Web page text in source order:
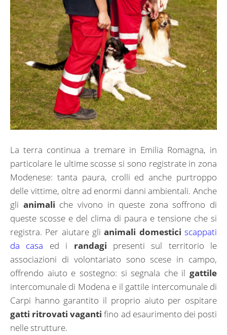
La terra continua a tremare in Emilia Romagna, in
particolare le ultime scosse si sono registrate in zona
Modenese: tanta paura, crolli ed anche purtroppo
delle vittime, oltre ad enormi danni ambientali. Anche
gli animali che vivono in queste zona soffrono di
queste scosse e del clima di paura e tensione che si
registra. Per aiutare glianimali domestici scappati
da casa ed i randagi presenti sul territorio le
associazioni di volontariato sono scese in campo,
offrendo aiuto e sostegno: si segnala che il gattile
intercomunale di Modena e il gattile intercomunale di
Carpi hanno garantito il proprio aiuto per ospitare
gatti ritrovati vaganti fino ad esaurimento dei posti
nelle strutture.